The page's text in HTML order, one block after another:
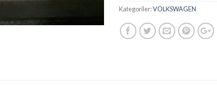
Kategoriler:VOLKSWAGEN